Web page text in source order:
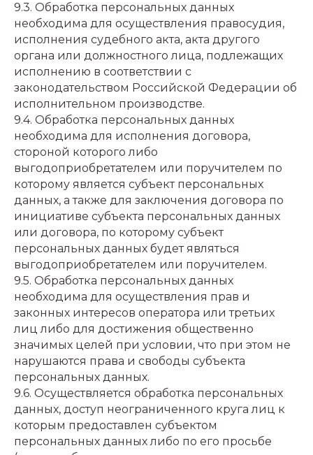
9.3. Обработка персональных данных
необходима для осуществления правосудия,
исполнения судебного акта, акта другого
органа или должностного лица, подлежащих
исполнению в соответствии с
законодательством Российской Федерации об
исполнительном производстве.
9.4. Обработка персональных данных
необходима для исполнения договора,
стороной которого либо
выгодоприобретателем или поручителем по
которому является субъект персональных
данных, а также для заключения договора по
инициативе субъекта персональных данных
или договора, по которому субъект
персональных данных будет являться
выгодоприобретателем или поручителем.
9.5. Обработка персональных данных
необходима для осуществления прав и
законных интересов оператора или третьих
лиц либо для достижения общественно
значимых целей при условии, что при этом не
нарушаются права и свободы субъекта
персональных данных.
9.6. Осуществляется обработка персональных
данных, доступ неограниченного круга лиц к
которым предоставлен субъектом
персональных данных либо по его просьбе